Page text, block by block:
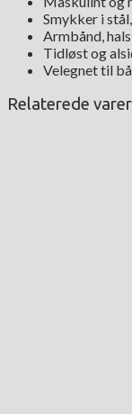
Smykker i
Armbånd,
Tidløst og
Velegnet til
Relaterede varer